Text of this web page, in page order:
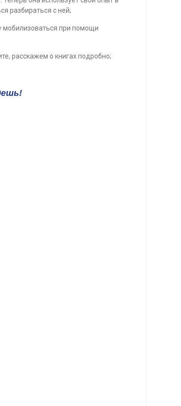
разбираться с ней;
мобилизоваться при помощи
расскажем о книгах подробно;